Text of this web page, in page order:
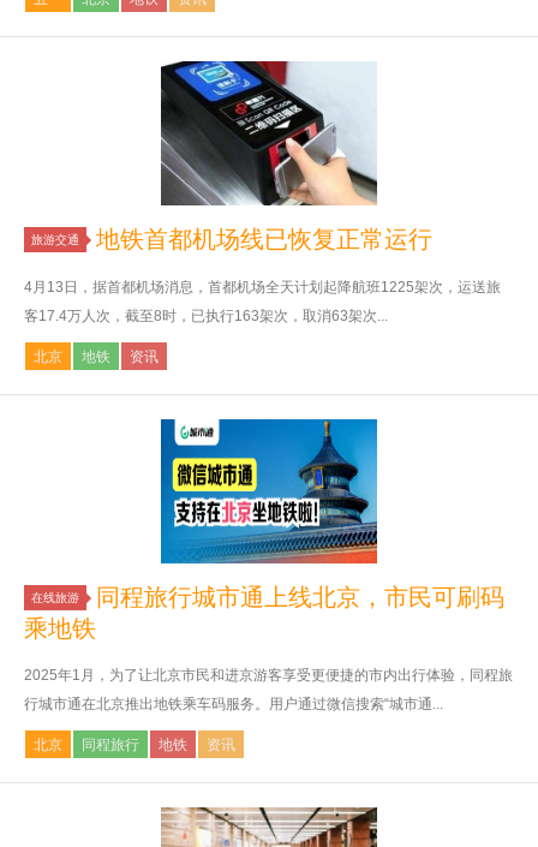
旅游交通 地铁首都机场线已恢复正常运行
4月13日，据首都机场消息，首都机场全天计划起降航班1225架次，运送旅
客17.4万人次，截至8时，已执行163架次，取消63架次...
北京 地铁 资讯
在线旅游
同程旅行城市通上线北京，市民可刷码
乘地铁
2025年1月，为了让北京市民和进京游客享受更便捷的市内出行体验，同程旅
行城市通在北京推出地铁乘车码服务。用户通过微信搜索“城市通...
北京 同程旅行 地铁 资讯